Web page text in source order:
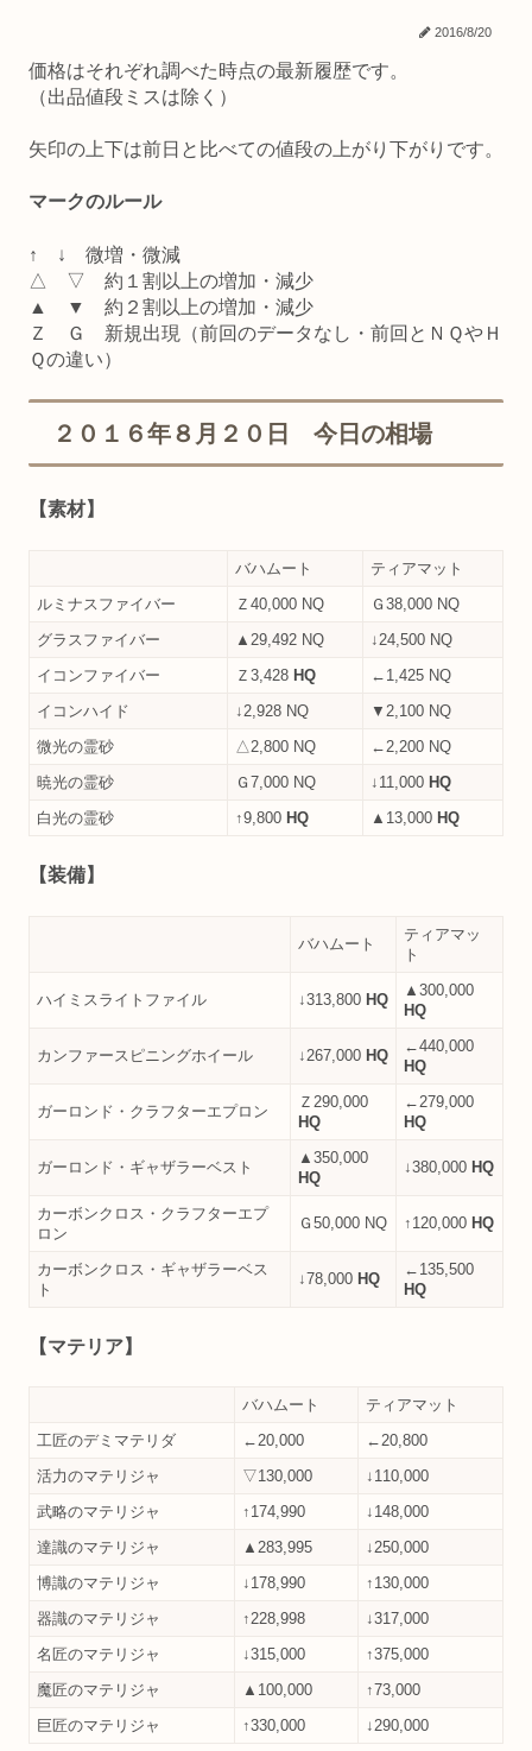
2016/8/20
価格はそれぞれ調べた時点の最新履歴です。
（出品値段ミスは除く）
矢印の上下は前日と比べての値段の上がり下がりです。
マークのルール
↑ ↓ 微増・微減
△ ▽ 約１割以上の増加・減少
▲ ▼ 約２割以上の増加・減少
Ｚ Ｇ 新規出現（前回のデータなし・前回とＮＱやＨ
Ｑの違い）
２０１６年８月２０日 今日の相場
【素材】
バハムート
ティアマット
ルミナスファイバー
Ｚ40,000 NQ
Ｇ38,000 NQ
グラスファイバー
▲29,492 NQ
↓24,500 NQ
イコンファイバー
Ｚ3,428 HQ
←1,425 NQ
イコンハイド
↓2,928 NQ
▼2,100 NQ
微光の霊砂
△2,800 NQ
←2,200 NQ
暁光の霊砂
Ｇ7,000 NQ ↓11,000 HQ
白光の霊砂
↑9,800 HQ ▲13,000 HQ
【装備】
バハムート
ティアマッ
ト
ハイミスライトファイル ↓313,800 HQ
▲300,000
HQ
カンファースピニングホイール ↓267,000 HQ
←440,000
HQ
ガーロンド・クラフターエプロン
Ｚ290,000
HQ
←279,000
HQ
ガーロンド・ギャザラーベスト
▲350,000
HQ
↓380,000 HQ
カーボンクロス・クラフターエプ
ロン
Ｇ50,000 NQ ↑120,000 HQ
カーボンクロス・ギャザラーベス
ト
↓78,000 HQ
←135,500
HQ
【マテリア】
バハムート
ティアマット
工匠のデミマテリダ
←20,000
←20,800
活力のマテリジャ
▽130,000
↓110,000
武略のマテリジャ
↑174,990
↓148,000
達識のマテリジャ
▲283,995
↓250,000
博識のマテリジャ
↓178,990
↑130,000
器識のマテリジャ
↑228,998
↓317,000
名匠のマテリジャ
↓315,000
↑375,000
魔匠のマテリジャ
▲100,000
↑73,000
巨匠のマテリジャ
↑330,000 ↓290,000